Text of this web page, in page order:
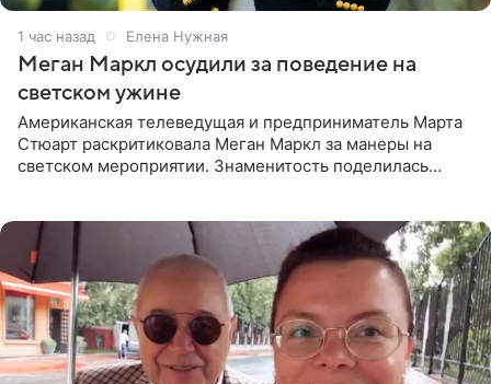
1 час назад Елена Нужная
Меган Маркл осудили за поведение на
светском ужине
Американская телеведущая и предприниматель Марта
Стюарт раскритиковала Меган Маркл за манеры на
светском мероприятии. Знаменитость поделилась